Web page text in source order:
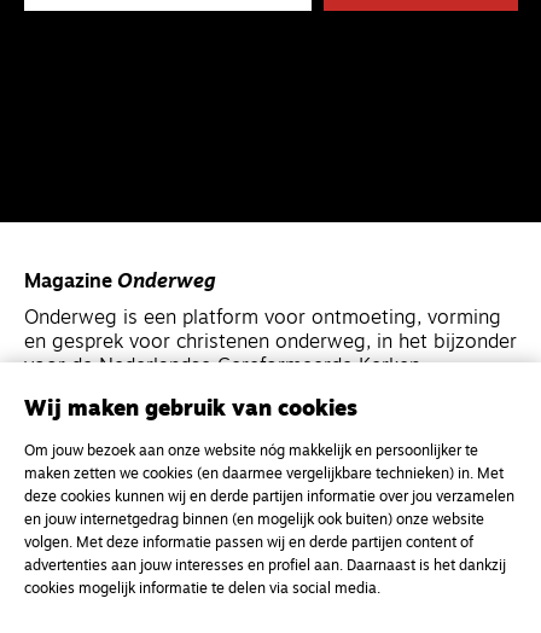
Magazine Onderweg
Onderweg is een platform voor ontmoeting, vorming
en gesprek voor christenen onderweg, in het bijzonder
voor de Nederlandse Gereformeerde Kerken.
Kvk-nummer 33277063
NL46 INGB 0117 5827 86
info@onderwegonline.nl
Wij maken gebruik van cookies
Om jouw bezoek aan onze website nóg makkelijk en persoonlijker te
maken zetten we cookies (en daarmee vergelijkbare technieken) in. Met
deze cookies kunnen wij en derde partijen informatie over jou verzamelen
en jouw internetgedrag binnen (en mogelijk ook buiten) onze website
volgen. Met deze informatie passen wij en derde partijen content of
advertenties aan jouw interesses en profiel aan. Daarnaast is het dankzij
cookies mogelijk informatie te delen via social media.